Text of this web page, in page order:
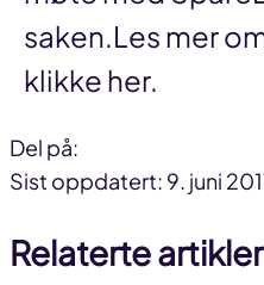
saken.Les mer
klikke her.
Del på:
Del
facebook
Del
linkedin
Del
Sist oppdatert: 9. juni
Relaterte artikler